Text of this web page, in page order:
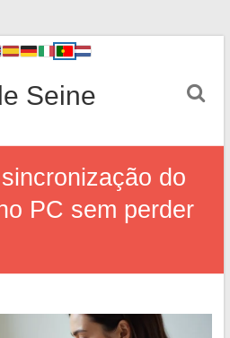
Seine
do
PC sem perder